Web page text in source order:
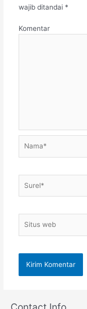
wajib ditandai *
Komentar
web